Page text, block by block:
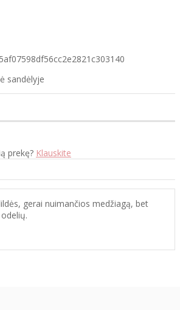
sandėlyje
prekę? Klauskite
gerai nuimančios medžiagą, bet